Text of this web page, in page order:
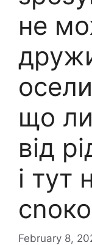
не
що
від
і тут
February 8,